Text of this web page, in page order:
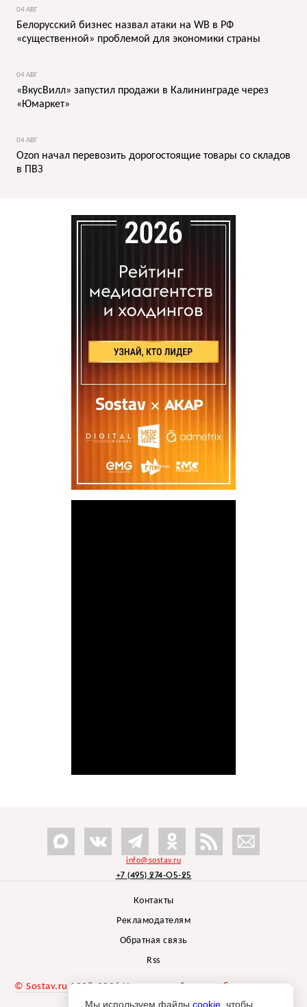
04 АВГ
Белорусский бизнес назвал атаки на WB в РФ
«существенной» проблемой для экономики страны
04 АВГ
«ВкусВилл» запустил продажи в Калининграде через
«Юмаркет»
04 АВГ
Ozon начал перевозить дорогостоящие товары со складов
в ПВЗ
info@sostav.ru
+7 (495) 274-05-25
Контакты
Рекламодателям
Обратная связь
Rss
© Sostav.ru 1998-2026 Независимый проектбрендингового
агентства Depot
Мы используем файлы cookie , чтобы